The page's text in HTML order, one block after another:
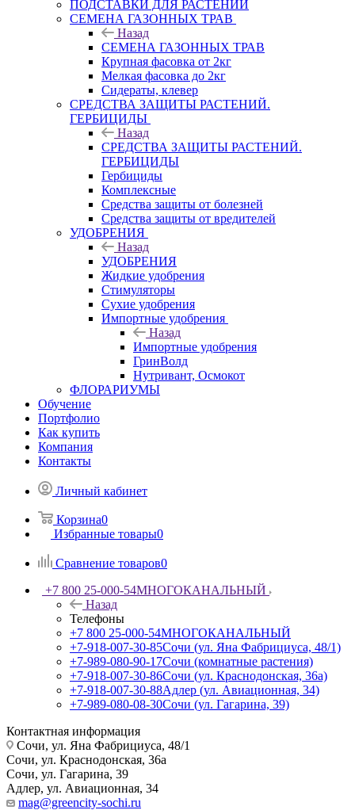
ПОДСТАВКИ ДЛЯ РАСТЕНИЙ
СЕМЕНА ГАЗОННЫХ ТРАВ
Назад
СЕМЕНА ГАЗОННЫХ ТРАВ
Крупная фасовка от 2кг
Мелкая фасовка до 2кг
Сидераты, клевер
СРЕДСТВА ЗАЩИТЫ РАСТЕНИЙ.
ГЕРБИЦИДЫ
Назад
СРЕДСТВА ЗАЩИТЫ РАСТЕНИЙ.
ГЕРБИЦИДЫ
Гербициды
Комплексные
Средства защиты от болезней
Средства защиты от вредителей
УДОБРЕНИЯ
Назад
УДОБРЕНИЯ
Жидкие удобрения
Стимуляторы
Сухие удобрения
Импортные удобрения
Назад
Импортные удобрения
ГринВолд
Нутривант, Осмокот
ФЛОРАРИУМЫ
Обучение
Портфолио
Как купить
Компания
Контакты
Личный кабинет
Корзина0
Избранные товары0
Сравнение товаров0
+7 800 25-000-54МНОГОКАНАЛЬНЫЙ
Назад
Телефоны
+7 800 25-000-54МНОГОКАНАЛЬНЫЙ
+7-918-007-30-85Сочи (ул. Яна Фабрициуса, 48/1)
+7-989-080-90-17Сочи (комнатные растения)
+7-918-007-30-86Сочи (ул. Краснодонская, 36а)
+7-918-007-30-88Адлер (ул. Авиационная, 34)
+7-989-080-08-30Сочи (ул. Гагарина, 39)
Контактная информация
Сочи, ул. Яна Фабрициуса, 48/1
Сочи, ул. Краснодонская, 36а
Сочи, ул. Гагарина, 39
Адлер, ул. Авиационная, 34
mag@greencity-sochi.ru